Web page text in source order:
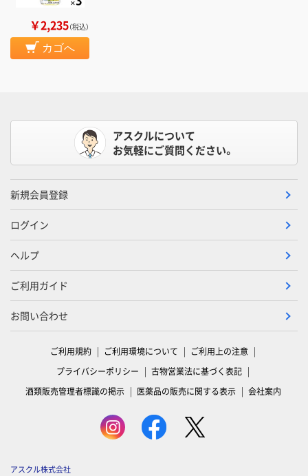
￥2,235（税込）
カゴへ
アスクルについて
お気軽にご質問ください。
新規会員登録
ログイン
ヘルプ
ご利用ガイド
お問い合わせ
ご利用規約 ご利用環境について
ご利用上の注意
プライバシーポリシー
古物営業法に基づく表記
酒類販売管理者標識の掲示
医薬品の販売に関する表示 会社案内
アスクル株式会社